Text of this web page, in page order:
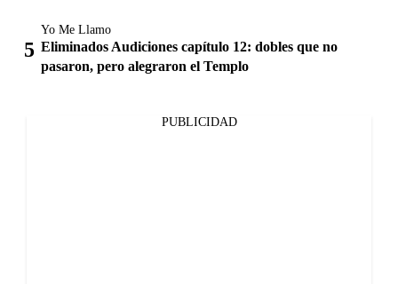
Yo Me Llamo
Eliminados Audiciones capítulo 12: dobles que no
pasaron, pero alegraron el Templo
PUBLICIDAD